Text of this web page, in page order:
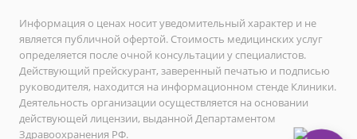
Информация о ценах носит уведомительный характер и не
является публичной офертой. Стоимость медицинских услуг
определяется после очной консультации у специалистов.
Действующий прейскурант, заверенный печатью и подписью
руководителя, находится на информационном стенде Клиники.
Деятельность организации осуществляется на основании
действующей лицензии, выданной Департаментом
Здравоохранения РФ.